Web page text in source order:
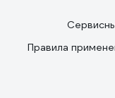
Правила